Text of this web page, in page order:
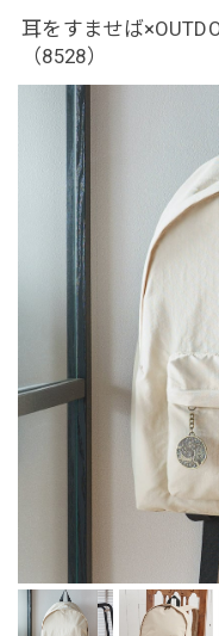
耳をすませば
（8528）